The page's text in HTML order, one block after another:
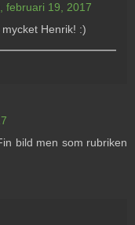
februari 19, 2017
Henrik! :)
bild men som rubriken